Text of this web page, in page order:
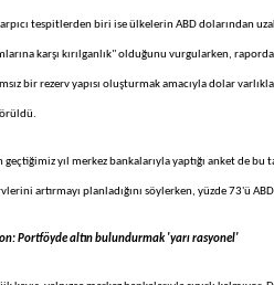
tespitlerden biri ise ülkelerin ABD dolarından
karşı kırılganlık" olduğunu vurgularken, raporda
bir rezerv yapısı oluşturmak amacıyla dolar
geçtiğimiz yıl merkez bankalarıyla yaptığı anket de
artırmayı planladığını söylerken, yüzde 73'ü
Portföyde altın bulundurmak 'yarı rasyonel'